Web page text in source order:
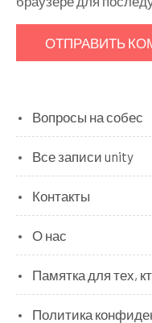
Вопросы на собес
Все записи unity
Контакты
О нас
Памятка для тех,
Политика